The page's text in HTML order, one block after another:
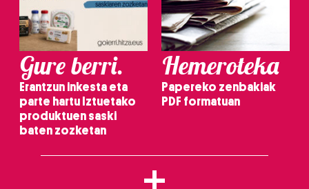
Gure berri.
Erantzun inkesta eta
parte hartu Iztuetako
produktuen saski
baten zozketan
Hemeroteka
Papereko zenbakiak
PDF formatuan